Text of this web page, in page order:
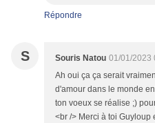
Répondre
S Souris Natou 01/01/2023
Ah oui ça ça serait
d'amour dans le monde
ton voeux se réalise ;)
<br /> Merci à toi Guyloup